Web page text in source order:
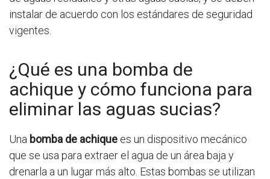
instalar de acuerdo con los estándares de seguridad
vigentes.
¿Qué es una bomba de
achique y cómo funciona para
eliminar las aguas sucias?
Una bomba de achique es un dispositivo mecánico
que se usa para extraer el agua de un área baja y
drenarla a un lugar más alto. Estas bombas se utilizan